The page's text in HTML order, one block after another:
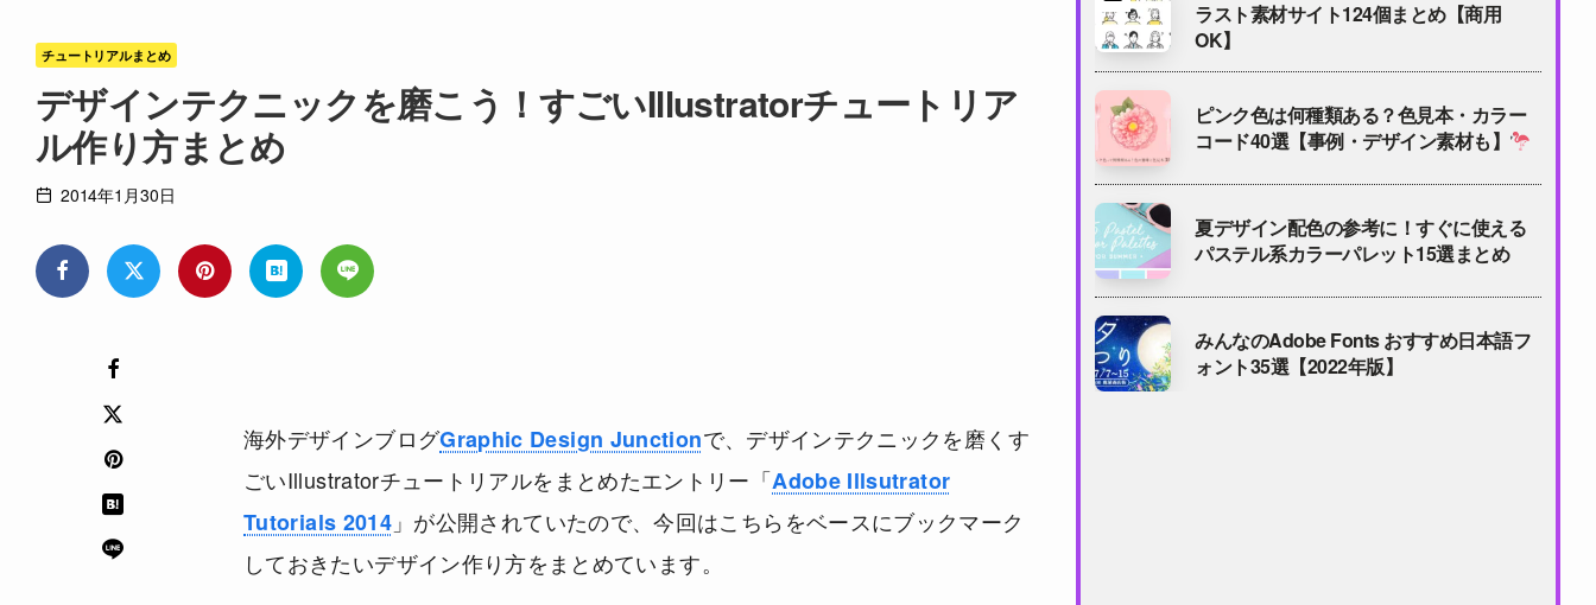
チュートリアルまとめ
デザインテクニックを磨こう！すごいIllustratorチュートリア
ル作り方まとめ
2014年1月30日
海外デザインブログGraphic Design Junctionで、デザインテクニックを磨くす
ごいIllustratorチュートリアルをまとめたエントリー「Adobe Illsutrator
Tutorials 2014 」が公開されていたので、今回はこちらをベースにブックマーク
しておきたいデザイン作り方をまとめています。
ラスト素材サイト124個まとめ【商用
OK】
ピンク色は何種類ある？色見本・カラー
コード40選【事例・デザイン素材も】
夏デザイン配色の参考に！すぐに使える
パステル系カラーパレット15選まとめ
みんなのAdobe Fonts おすすめ日本語フ
ォント35選【2022年版】